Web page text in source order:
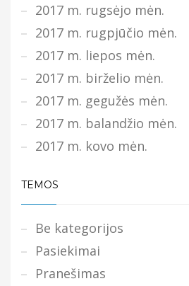
2017 m. rugsėjo mėn.
2017 m. rugpjūčio mėn.
2017 m. liepos mėn.
2017 m. birželio mėn.
2017 m. gegužės mėn.
2017 m. balandžio mėn.
2017 m. kovo mėn.
TEMOS
Be kategorijos
Pasiekimai
Pranešimas